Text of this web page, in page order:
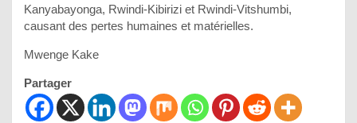
Kanyabayonga, Rwindi-Kibirizi et Rwindi-Vitshumbi,
causant des pertes humaines et matérielles.
Mwenge Kake
Partager